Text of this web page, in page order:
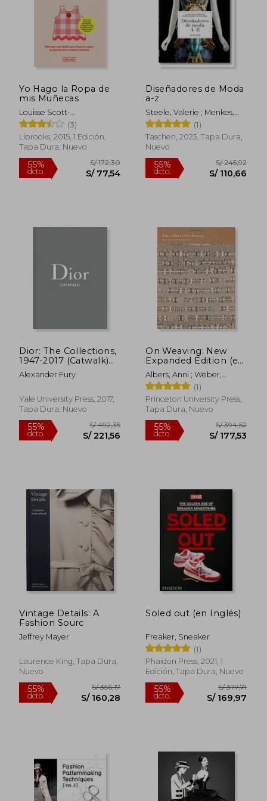
S/ 75,98 S/
40%
dcto.
S/ 126,91 10%
dcto.
Rápido
Yo Hago la Ropa de
mis Muñecas
Louisse Scott-
Smith,Georgia Vaux
(3)
Librooks, 2015, 1 Edición,
Tapa Dura, Nuevo
55%
dcto. S/ 77,54
Diseñadores de Moda
a-z
Steele, Valerie ; Menkes,
Suzy ; Nippoldt, Robert
(1)
Taschen, 2023, Tapa Dura,
Nuevo
55%
dcto. S/
Dior: The Collections,
1947-2017 (Catwalk)
(en Inglés)
Alexander Fury
Yale University Press, 2017,
Tapa Dura, Nuevo
On Weaving: New
Expanded Edition (en
Inglés)
Albers, Anni ; Weber,
Nicholas Fox ; Cirauqui,
Manuel
(1)
Princeton University Press,
Tapa Dura, Nuevo
Vintage Details: A
Fashion Sourc
Jeffrey Mayer
Laurence King, Tapa Dura,
Nuevo
Soled out (en Inglés)
Freaker, Sneaker
(1)
Phaidon Press, 2021, 1
Edición, Tapa Dura, Nuevo